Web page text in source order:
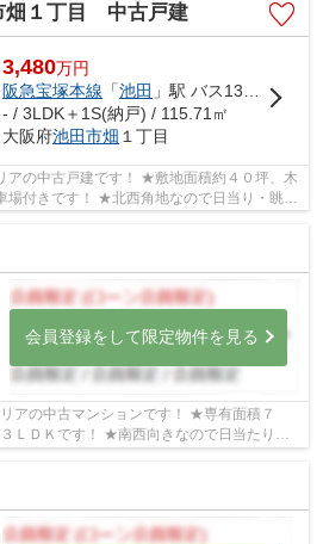
畑１丁目 中古戸建
3,480万円
阪急宝塚本線 「池田 」駅 バス13分 「石澄」 停歩3分
- / 3LDK＋1S(納戸) / 115.71㎡
大阪府池田市畑 １丁目
アの中古戸建です！ ★敷地面積約４０坪、木
場付きです！ ★北西角地なので日当り・眺望
会員登録をして限定物件を見る
アの中古マンションです！ ★専有面積７
ＬＤＫです！ ★南西向きなので日当たり良